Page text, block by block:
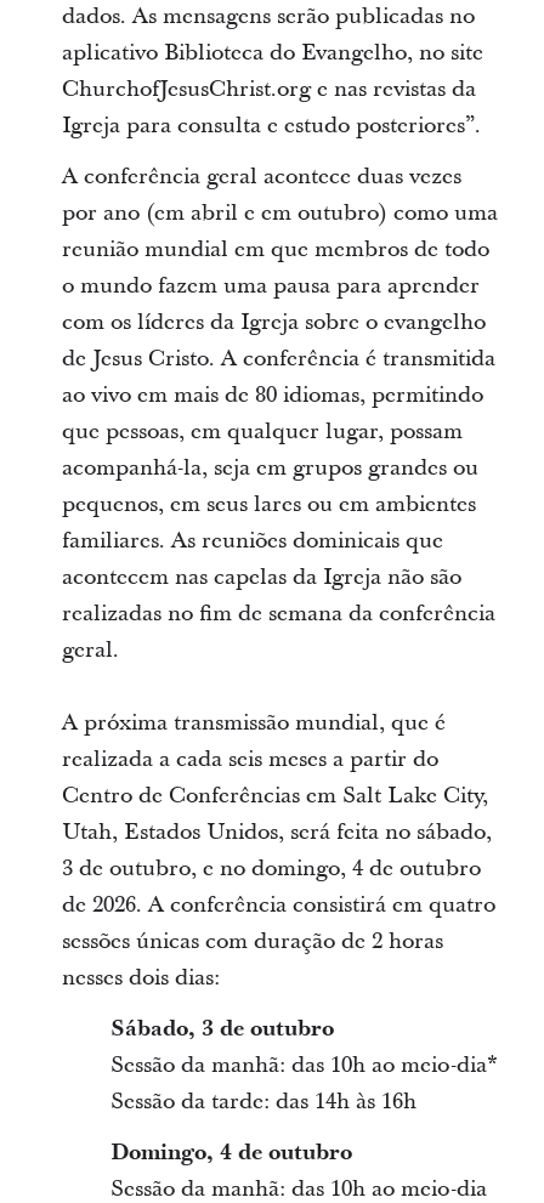
dados. As mensagens serão publicadas no
aplicativo Biblioteca do Evangelho, no site
ChurchofJesusChrist.org e nas revistas da
Igreja para consulta e estudo posteriores”.
A conferência geral acontece duas vezes
por ano (em abril e em outubro) como uma
reunião mundial em que membros de todo
o mundo fazem uma pausa para aprender
com os líderes da Igreja sobre o evangelho
de Jesus Cristo. A conferência é transmitida
ao vivo em mais de 80 idiomas, permitindo
que pessoas, em qualquer lugar, possam
acompanhá-la, seja em grupos grandes ou
pequenos, em seus lares ou em ambientes
familiares. As reuniões dominicais que
acontecem nas capelas da Igreja não são
realizadas no fim de semana da conferência
geral.
A próxima transmissão mundial, que é
realizada a cada seis meses a partir do
Centro de Conferências em Salt Lake City,
Utah, Estados Unidos, será feita no sábado,
3 de outubro, e no domingo, 4 de outubro
de 2026. A conferência consistirá em quatro
sessões únicas com duração de 2 horas
nesses dois dias:
Sábado, 3 de outubro
Sessão da manhã: das 10h ao meio-dia*
Sessão da tarde: das 14h às 16h
Domingo, 4 de outubro
Sessão da manhã: das 10h ao meio-dia